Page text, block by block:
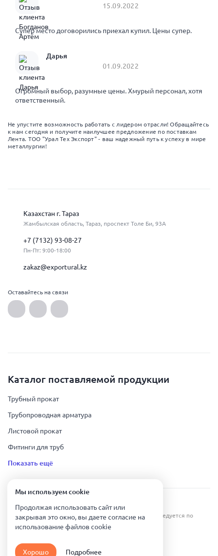
15.09.2022
Супер место договорились приехал купил. Цены супер.
Дарья
01.09.2022
Огромный выбор, разумные цены. Хмурый персонал, хотя
ответственный.
Не упустите возможность работать с лидером отрасли! Обращайтесь
к нам сегодня и получите наилучшее предложение по поставкам
Лента. ТОО "Урал Тех Экспорт" - ваш надежный путь к успеху в мире
металлургии!
Казахстан г. Тараз
Жамбылская область, Тараз, проспект Толе Би, 93А
+7 (7132) 93-08-27
Пн-Пт: 9:00-18:00
zakaz@exportural.kz
Оставайтесь на связи
Каталог поставляемой продукции
Трубный прокат
Трубопроводная арматура
Листовой прокат
Фитинги для труб
Показать ещё
Урал Тех Экспорт — Казахстан © 2019-
Все права защищены. Копирование информации преследуется по
Карта сайта
Мы используем сookie
Продолжая использовать сайт или
закрывая это окно, вы даете согласие на
использование файлов сookie
Хорошо Подробнее